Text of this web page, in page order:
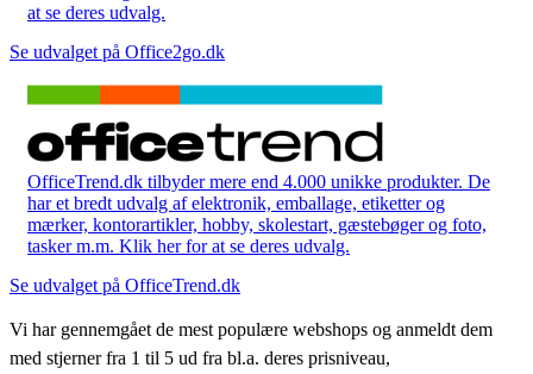
at se deres udvalg.
Se udvalget på Office2go.dk
OfficeTrend.dk tilbyder mere end 4.000 unikke produkter. De
har et bredt udvalg af elektronik, emballage, etiketter og
mærker, kontorartikler, hobby, skolestart, gæstebøger og foto,
tasker m.m. Klik her for at se deres udvalg.
Se udvalget på OfficeTrend.dk
Vi har gennemgået de mest populære webshops og anmeldt dem
med stjerner fra 1 til 5 ud fra bl.a. deres prisniveau,